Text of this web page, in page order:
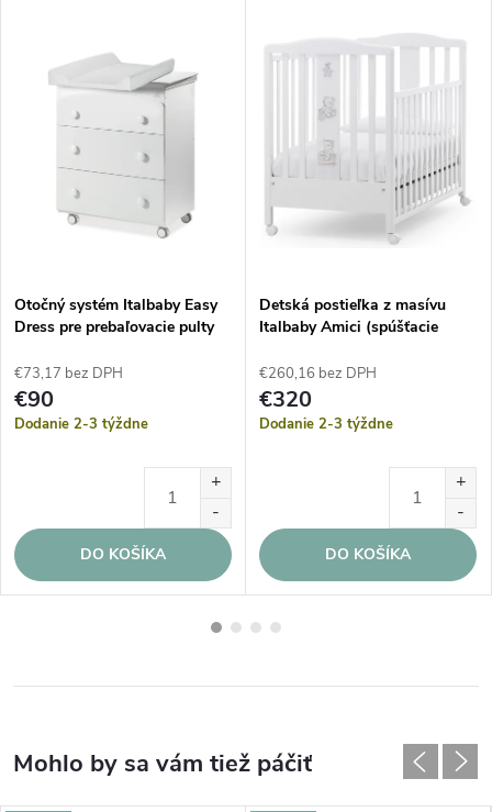
Otočný systém Italbaby Easy
Dress pre prebaľovacie pulty
€73,17 bez DPH
€90
Dodanie 2-3 týždne
DO KOŠÍKA
Detská postieľka z masívu
Italbaby Amici (spúšťacie
€260,16 bez DPH
€320
Dodanie 2-3 týždne
DO KOŠÍKA